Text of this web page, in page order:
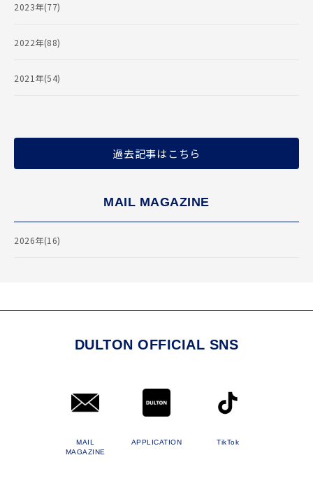
2023年(77)
2022年(88)
2021年(54)
過去記事はこちら
MAIL MAGAZINE
2026年(16)
DULTON OFFICIAL SNS
MAIL
MAGAZINE
APPLICATION TikTok